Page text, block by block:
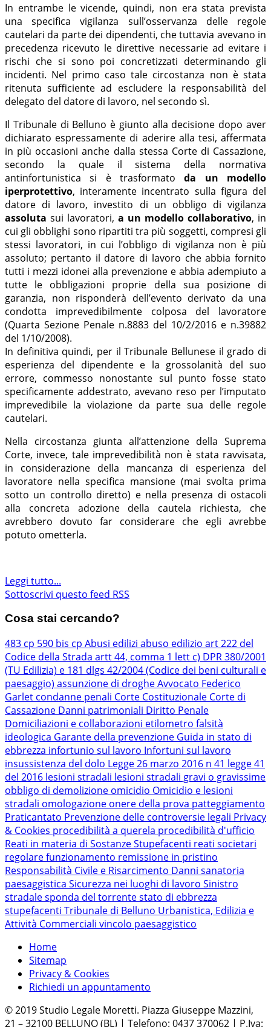
In entrambe le vicende, quindi, non era stata prevista
una specifica vigilanza sull’osservanza delle regole
cautelari da parte dei dipendenti, che tuttavia avevano in
precedenza ricevuto le direttive necessarie ad evitare i
rischi che si sono poi concretizzati determinando gli
incidenti. Nel primo caso tale circostanza non è stata
ritenuta sufficiente ad escludere la responsabilità del
delegato del datore di lavoro, nel secondo sì.
Il Tribunale di Belluno è giunto alla decisione dopo aver
dichiarato espressamente di aderire alla tesi, affermata
in più occasioni anche dalla stessa Corte di Cassazione,
secondo la quale il sistema della normativa
antinfortunistica si è trasformatoda un modello
iperprotettivo, interamente incentrato sulla figura del
datore di lavoro, investito di un obbligo di vigilanza
assoluta sui lavoratori, a un modello collaborativo, in
cui gli obblighi sono ripartiti tra più soggetti, compresi gli
stessi lavoratori, in cui l’obbligo di vigilanza non è più
assoluto; pertanto il datore di lavoro che abbia fornito
tutti i mezzi idonei alla prevenzione e abbia adempiuto a
tutte le obbligazioni proprie della sua posizione di
garanzia, non risponderà dell’evento derivato da una
condotta imprevedibilmente colposa del lavoratore
(Quarta Sezione Penale n.8883 del 10/2/2016 e n.39882
del 1/10/2008).
In definitiva quindi, per il Tribunale Bellunese il grado di
esperienza del dipendente e la grossolanità del suo
errore, commesso nonostante sul punto fosse stato
specificamente addestrato, avevano reso per l’imputato
imprevedibile la violazione da parte sua delle regole
cautelari.
Nella circostanza giunta all’attenzione della Suprema
Corte, invece, tale imprevedibilità non è stata ravvisata,
in considerazione della mancanza di esperienza del
lavoratore nella specifica mansione (mai svolta prima
sotto un controllo diretto) e nella presenza di ostacoli
alla concreta adozione della cautela richiesta, che
avrebbero dovuto far considerare che egli avrebbe
potuto ometterla.
Leggi tutto...
Sottoscrivi questo feed RSS
Cosa stai cercando?
483 cp 590 bis cp Abusi edilizi abuso edilizio art 222 del
Codice della Strada artt 44, comma 1 lett c) DPR 380/2001
(TU Edilizia) e 181 dlgs 42/2004 (Codice dei beni culturali e
paesaggio) assunzione di drogheAvvocato Federico
Garlet condanne penali Corte Costituzionale Corte di
Cassazione Danni patrimoniali Diritto Penale
Domiciliazioni e collaborazioni etilometro falsità
ideologica Garante della prevenzione Guida in stato di
ebbrezza infortunio sul lavoro Infortuni sul lavoro
insussistenza del dolo Legge 26 marzo 2016 n 41 legge 41
del 2016 lesioni stradali lesioni stradali gravi o gravissime
obbligo di demolizione omicidio Omicidio e lesioni
stradali omologazione onere della prova patteggiamento
Praticantato Prevenzione delle controversie legali Privacy
& Cookies procedibilità a querela procedibilità d'ufficio
Reati in materia di Sostanze Stupefacenti reati societari
regolare funzionamento remissione in pristino
Responsabilità Civile e Risarcimento Danni sanatoria
paesaggistica Sicurezza nei luoghi di lavoro Sinistro
stradalesponda del torrentestato di ebbrezza
stupefacenti Tribunale di Belluno Urbanistica, Edilizia e
Attività Commerciali vincolo paesaggistico
Home
Sitemap
Privacy & Cookies
Richiedi un appuntamento
© 2019 Studio Legale Moretti. Piazza Giuseppe Mazzini,
21 – 32100 BELLUNO (BL) | Telefono: 0437 370062 | P.Iva: